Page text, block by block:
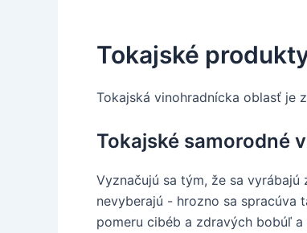
Tokajské
Tokajská vinohradnícka oblasť je
Tokajské samorodné
Vyznačujú sa tým, že sa
nevyberajú - hrozno sa spracúva
pomeru cibéb a zdravých bobúľ